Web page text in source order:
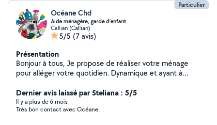
Particulier
Océane Chd
Aide ménagère, garde d’enfant
Callian (Callian)
5/5 (7 avis)
Présentation
Bonjour à tous, Je propose de réaliser votre ménage
pour alléger votre quotidien. Dynamique et ayant à
contacter
Dernier avis laissé par Steliana : 5/5
Il y a plus de 6 mois
Très bon contact avec Océane.